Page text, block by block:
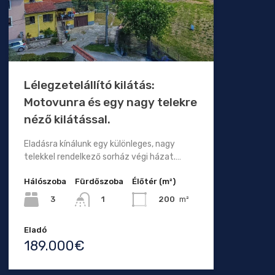
Lélegzetelállító kilátás:
Motovunra és egy nagy telekre
néző kilátással.
Eladásra kínálunk egy különleges, nagy
telekkel rendelkező sorház végi házat.…
Hálószoba
3
Fürdőszoba
1
Élőtér (m²)
200 m²
Eladó
189.000€